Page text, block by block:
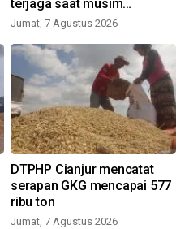
terjaga saat musim
kemarau
Jumat, 7 Agustus 2026
DTPHP Cianjur mencatat
serapan GKG mencapai 577
ribu ton
Jumat, 7 Agustus 2026